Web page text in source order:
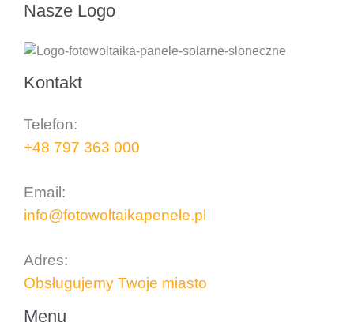
Nasze Logo
Kontakt
Telefon:
+48 797 363 000
Email:
info@fotowoltaikapenele.pl
Adres:
Obsługujemy Twoje miasto
Menu